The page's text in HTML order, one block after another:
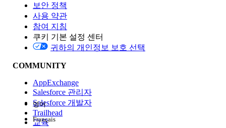
Edition
경험
보안 정책
사용 약관
참여 지침
쿠키 기본 설정 센터
귀하의 개인정보 보호 선택
COMMUNITY
AppExchange
Salesforce 관리자
Salesforce 개발자
Trailhead
교육
영어
Français